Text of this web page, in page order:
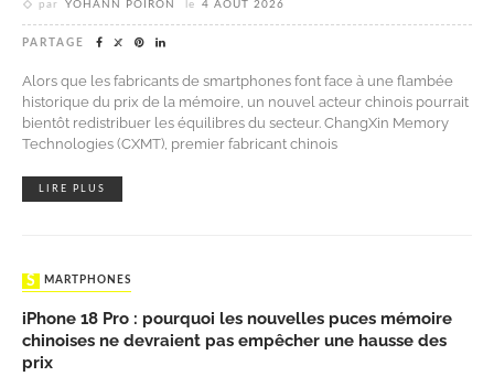
par YOHANN POIRON le 4 AOÛT 2026
PARTAGE
Alors que les fabricants de smartphones font face à une flambée
historique du prix de la mémoire, un nouvel acteur chinois pourrait
bientôt redistribuer les équilibres du secteur. ChangXin Memory
Technologies (CXMT), premier fabricant chinois
LIRE PLUS
SMARTPHONES
iPhone 18 Pro : pourquoi les nouvelles puces mémoire
chinoises ne devraient pas empêcher une hausse des
prix